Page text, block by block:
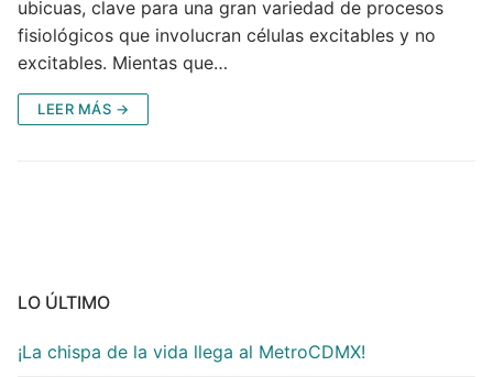
ubicuas, clave para una gran variedad de procesos
fisiológicos que involucran células excitables y no
excitables. Mientas que…
LEER MÁS →
LO ÚLTIMO
¡La chispa de la vida llega al MetroCDMX!